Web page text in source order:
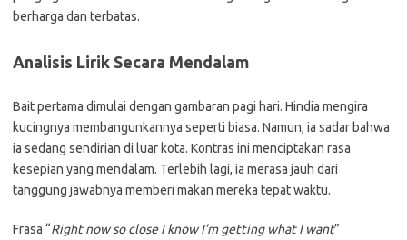
berharga dan terbatas.
Analisis Lirik Secara Mendalam
Bait pertama dimulai dengan gambaran pagi hari. Hindia mengira
kucingnya membangunkannya seperti biasa. Namun, ia sadar bahwa
ia sedang sendirian di luar kota. Kontras ini menciptakan rasa
kesepian yang mendalam. Terlebih lagi, ia merasa jauh dari
tanggung jawabnya memberi makan mereka tepat waktu.
Frasa “Right now so close I know I’m getting what I want”